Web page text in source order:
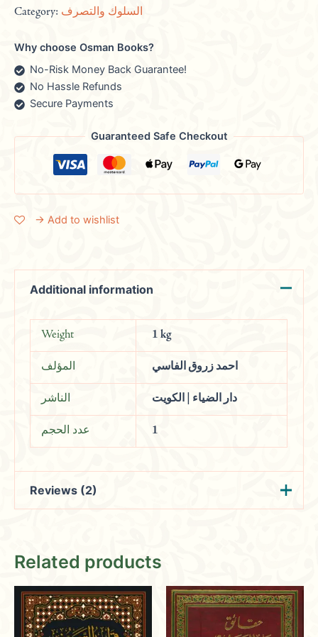
Category: السلوك والتصرف
Why choose Osman Books?
No-Risk Money Back Guarantee!
No Hassle Refunds
Secure Payments
Guaranteed Safe Checkout
→ Add to wishlist
Additional information
Weight 1 kg
المؤلف احمد زروق الفاسي
الناشر دار الضياء | الكويت
عدد الحجم 1
Reviews (2)
Rated5out
of 5
Related products